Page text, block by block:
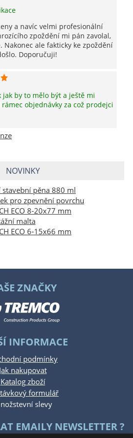
a navíc velmi profesionální
zpoždění mi pán zavolal,
Nakonec ale fakticky ke zpoždění
Doporučuji!
jak by to mělo být a ještě mi
objednávky za což prodejci
NOVINKY
pěna 880 ml
pro zpevnění povrchu
ECO 8-20x77 mm
malta
ECO 6-15x66 mm
ZNAČKY
INFORMACE
podmínky
Jak nakupovat
Katalog zboží
formulář
slevy
EMAILY NEWSLETTER ?